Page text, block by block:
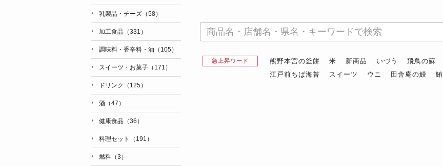
急上昇ワード 熊野本宮の釜餅 米 新商品 いづう 飛鳥の蘇
江戸前ちば海苔
スイーツ ウニ 田舎庵の鰻 鮪
乳製品・チーズ（58）
加工食品（331）
調味料・香辛料・油（105）
スイーツ・お菓子（171）
ドリンク（125）
酒（47）
健康食品（36）
料理セット（191）
燃料（3）